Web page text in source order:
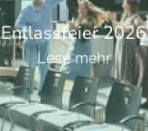
Entlassfeier 2026
Lese mehr